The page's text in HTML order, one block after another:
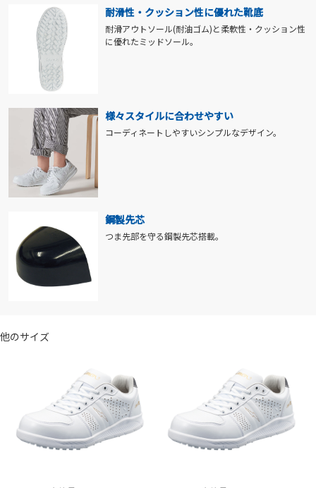
耐滑性・クッション性に優れた靴底
耐滑アウトソール(耐油ゴム)と柔軟性・クッション性
に優れたミッドソール。
様々スタイルに合わせやすい
コーディネートしやすいシンプルなデザイン。
鋼製先芯
つま先部を守る鋼製先芯搭載。
他のサイズ